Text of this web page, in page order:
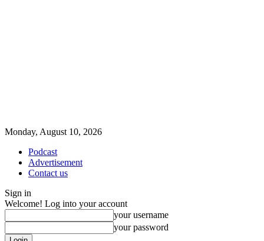
Monday, August 10, 2026
Podcast
Advertisement
Contact us
Sign in
Welcome! Log into your account
your username
your password